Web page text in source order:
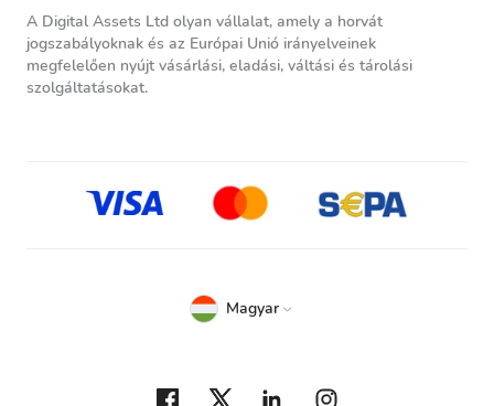
A Digital Assets Ltd olyan vállalat, amely a horvát
jogszabályoknak és az Európai Unió irányelveinek
megfelelően nyújt vásárlási, eladási, váltási és tárolási
szolgáltatásokat.
Magyar